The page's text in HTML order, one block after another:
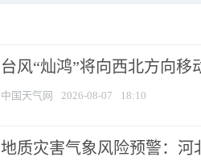
台风“灿鸿”将向西北方向移
中国天气网 2026-08-07 18:10
地质灾害气象风险预警：河